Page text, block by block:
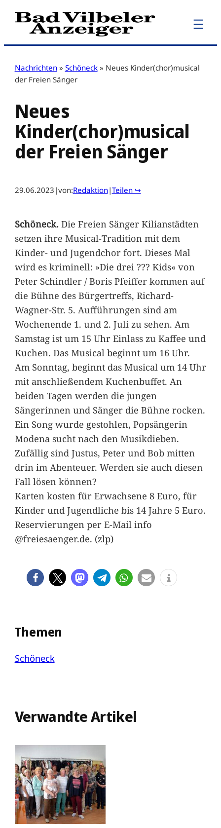
Zum
Inhalt
Nachrichten » Schöneck » Neues Kinder(chor)musical
der Freien Sänger
Neues
Kinder(chor)musical
der Freien Sänger
29.06.2023 |von:Redaktion|Teilen ↪
Schöneck.Die Freien Sänger Kilianstädten
setzen ihre Musical-Tradition mit dem
Kinder- und Jugendchor fort. Dieses Mal
wird es kriminell: »Die drei ??? Kids« von
Peter Schindler / Boris Pfeiffer kommen auf
die Bühne des Bürgertreffs, Richard-
Wagner-Str. 5. Aufführungen sind am
Wochenende 1. und 2. Juli zu sehen. Am
Samstag ist um 15 Uhr Einlass zu Kaffee und
Kuchen. Das Musical beginnt um 16 Uhr.
Am Sonntag, beginnt das Musical um 14 Uhr
mit anschließendem Kuchenbuffet. An
beiden Tagen werden die jungen
Sängerinnen und Sänger die Bühne rocken.
Ein Song wurde gestohlen, Popsängerin
Modena sucht nach den Musikdieben.
Zufällig sind Justus, Peter und Bob mitten
drin im Abenteuer. Werden sie auch diesen
Fall lösen können?
Karten kosten für Erwachsene 8 Euro, für
Kinder und Jugendliche bis 14 Jahre 5 Euro.
Reservierungen per E-Mail info
@freiesaenger.de. (zlp)
Themen
Schöneck
Verwandte Artikel